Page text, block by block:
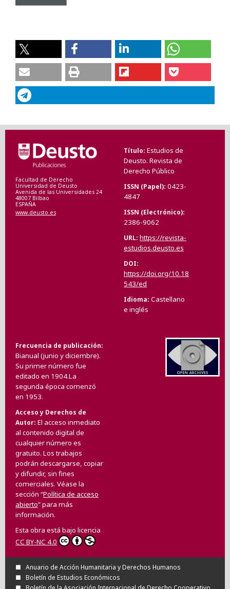
Facultad de Derecho
Universidad de Deusto
Avenida de las Universidades 24
48007 Bilbao
ESPAÑA
www.deusto.es
Título Estudios de
Deusto. Revista de
Derecho Público
ISSN (Papel) 0423-
4847
ISSN (Electrónico)
2386-9062
URL https://revista-
estudios.deusto.es
DOI
https://doi.org/10.18
543/ed
Idioma Castellano
e inglés
Frecuencia de publicación
Bianual (junio y diciembre).
Su primer número fue
editado en 1904.La
segunda época comenzó
en 1953.
Acceso y Derechos de
Autor El acceso inmediato
al contenido digital de
cualquier número es
gratuito. Los trabajos
podrán descargarse, copiar
y difundir, sin fines
comerciales. Véase la
sección “Política de acceso
abierto” para más
información.
Esta obra está bajo licencia
CC BY-NC 4.0
Anuario de Acción Humanitaria y Derechos Humanos
Boletín de Estudios Económicos